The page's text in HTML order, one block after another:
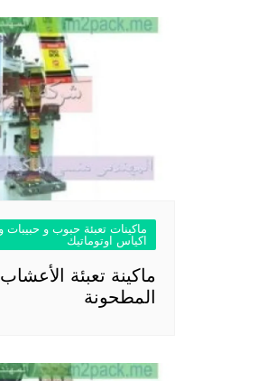
ماكينات تعبئة حبوب و
اكياس اوتوماتيك
ماكينة تعبئة
المطحونة